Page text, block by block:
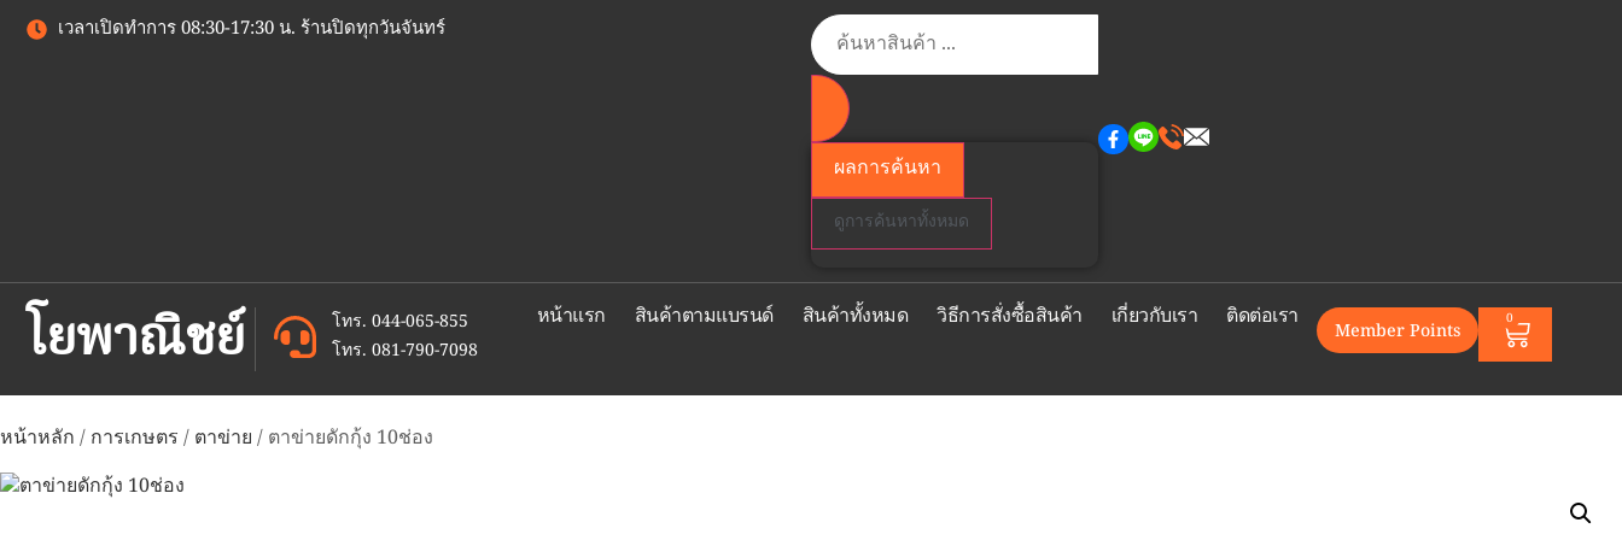
เวลาเปิดทำการ 08:30-17:30 น. ร้านปิดทุกวันจันทร์
ผลการค้นหา
ดูการค้นหาทั้งหมด
โยพาณิชย์
โทร. 044-065-855
โทร. 081-790-7098
หน้าแรก สินค้าตามแบรนด์ สินค้าทั้งหมด วิธีการสั่งซื้อสินค้า เกี่ยวกับเรา ติดต่อเรา Member Points 0
หน้าหลัก/การเกษตร/ตาข่าย/ ตาข่ายดักกุ้ง 10ช่อง